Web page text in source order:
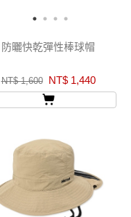
防曬快乾彈性棒球帽
NT$ 1,600 NT$ 1,440